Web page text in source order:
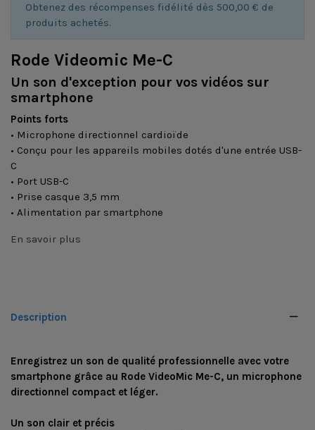
Obtenez des récompenses fidélité dès 500,00 € de
produits achetés.
Rode Videomic Me-C
Un son d'exception pour vos vidéos sur
smartphone
Points forts
• Microphone directionnel cardioïde
• Conçu pour les appareils mobiles dotés d'une entrée USB-
C
• Port USB-C
• Prise casque 3,5 mm
• Alimentation par smartphone
En savoir plus
Description
Enregistrez un son de qualité professionnelle avec votre
smartphone grâce au Rode VideoMic Me-C, un microphone
directionnel compact et léger.
Un son clair et précis